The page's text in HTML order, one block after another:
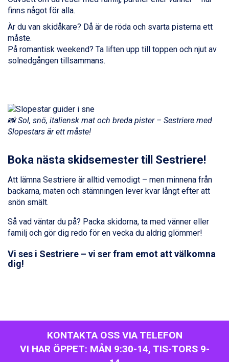
St. Anton från 11.245 kr.
Zell am See från 6.295 kr.
Canazei från 7.195 kr.
Livigno från 5.595 kr.
Ponte di Legno från 7.395 kr.
Sauze dOulx från 6.145 kr.
La Thuile från 7.045 kr.
Cervinia från 8.245 kr.
Bad Hofgastein från 8.595 kr.
Sölden från 12.995 kr.
Sestriere från 6.945 kr.
Wagrain från 7.095 kr.
Fieberbrunn från 9.645 kr.
Ischgl från 11.295 kr.
Val Thorens från 8.395 kr.
Zell am See från 6.295 kr.
Bad Gastein från 6.295 kr.
Arabba från 11.045 kr.
La Thuile från 7.045 kr.
Cervinia från 8.245 kr.
finns något för alla.
Är du van skidåkare? Då är de röda och svarta pisterna ett
måste.
På romantisk weekend? Ta liften upp till toppen och njut av
solnedgången tillsammans.
📸 Sol, snö, italiensk mat och breda pister – Sestriere med
Slopestars är ett måste!
Boka nästa skidsemester till Sestriere!
Att lämna Sestriere är alltid vemodigt – men minnena från
backarna, maten och stämningen lever kvar långt efter att
snön smält.
Så vad väntar du på? Packa skidorna, ta med vänner eller
familj och gör dig redo för en vecka du aldrig glömmer!
Vi ses i Sestriere – vi ser fram emot att välkomna
dig!
KONTAKTA OSS VIA TELEFON
VI HAR ÖPPET: MÅN 9:30-14, TIS-TORS 9-